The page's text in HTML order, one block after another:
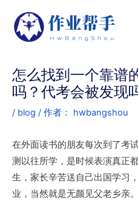
怎么找到一个靠谱
吗？代考会被发现
/ blog / 作者： hwbangshou
在外面读书的朋友每次到了考
测以往所学，是时候表演真正
生，家长辛苦送自己出国学习
业，当然就是无颜见父老乡亲